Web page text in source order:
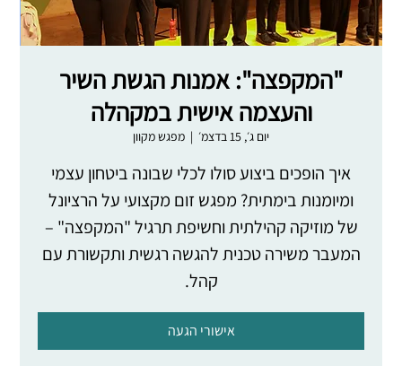
"המקפצה": אמנות הגשת השיר
והעצמה אישית במקהלה
יום ג׳, 15 בדצמ׳
  |
מפגש מקוון
איך הופכים ביצוע סולו לכלי שבונה ביטחון עצמי
ומיומנות בימתית? מפגש זום מקצועי על הרציונל
של מוזיקה קהילתית וחשיפת תרגיל "המקפצה" –
המעבר משירה טכנית להגשה רגשית ותקשורת עם
קהל.
אישורי הגעה